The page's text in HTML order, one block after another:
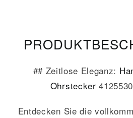
## Zeitlose Eleganz:
Ohrstecker
Entdecken Sie die